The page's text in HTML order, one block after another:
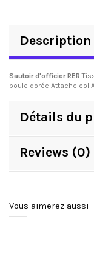
Description
Sautoir d'officier RER
boule dorée Attache col
Détails du
Reviews (0)
Vous aimerez aussi